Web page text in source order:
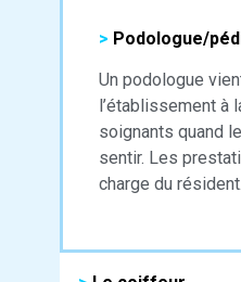
> Podologue/
Un podologue
l’établissement à
soignants quand
sentir. Les
charge du résident.